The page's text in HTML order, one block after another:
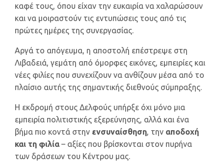
καφέ τους, όπου είχαν την ευκαιρία να χαλαρώσουν
και να μοιραστούν τις εντυπώσεις τους από τις
πρώτες ημέρες της συνεργασίας.
Αργά το απόγευμα, η αποστολή επέστρεψε στη
Λιβαδειά, γεμάτη από όμορφες εικόνες, εμπειρίες και
νέες φιλίες που συνεχίζουν να ανθίζουν μέσα από το
πλαίσιο αυτής της σημαντικής διεθνούς σύμπραξης.
Η εκδρομή στους Δελφούς υπήρξε όχι μόνο μια
εμπειρία πολιτιστικής εξερεύνησης, αλλά και ένα
βήμα πιο κοντά στην ενσυναίσθηση, την αποδοχή
και τη φιλία – αξίες που βρίσκονται στον πυρήνα
των δράσεων του Κέντρου μας.